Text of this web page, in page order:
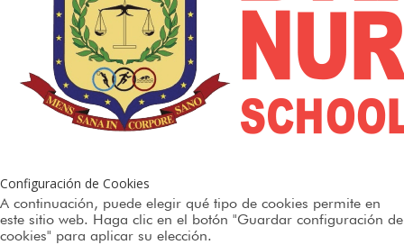
Configuración de Cookies
A continuación, puede elegir qué tipo de cookies permite en
este sitio web. Haga clic en el botón "Guardar configuración de
cookies" para aplicar su elección.